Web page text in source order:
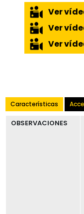
Ver
Ver
Ver
Características
OBSERVACIONES